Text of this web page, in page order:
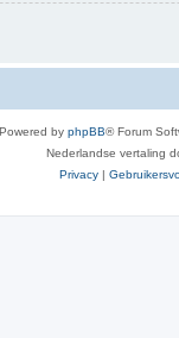
Powered by phpBB® Forum
Nederlandse vertaling
Privacy |